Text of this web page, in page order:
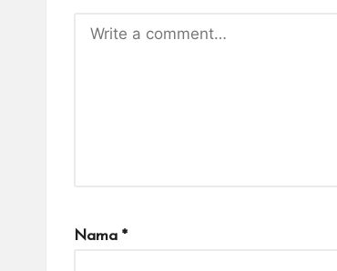
Nama *